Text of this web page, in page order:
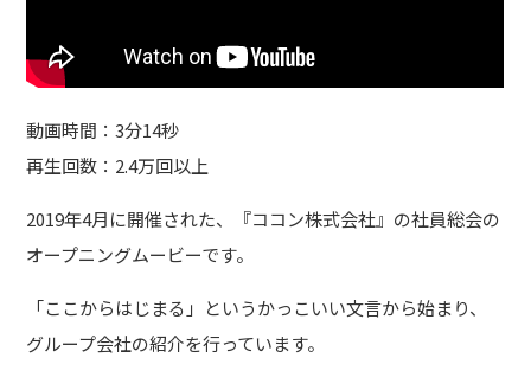
動画時間：3分14秒
再生回数：2.4万回以上
2019年4月に開催された、『ココン株式会社』の社員総会の
オープニングムービーです。
「ここからはじまる」というかっこいい文言から始まり、
グループ会社の紹介を行っています。